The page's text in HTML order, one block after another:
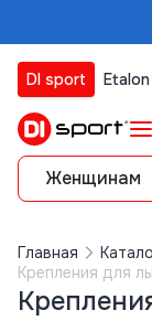
DI sport Etalon
Женщинам
Главная
Крепления для